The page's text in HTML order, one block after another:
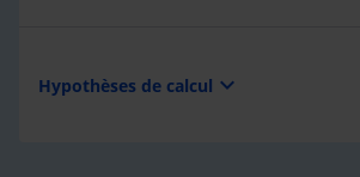
Hypothèses de calcul expand_more